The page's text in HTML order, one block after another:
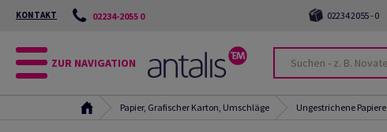
KONTAKT 02234-2055 0 02234 2055 - 0
ZUR NAVIGATION
Papier, Grafischer Karton, Umschläge Ungestrichene Papiere